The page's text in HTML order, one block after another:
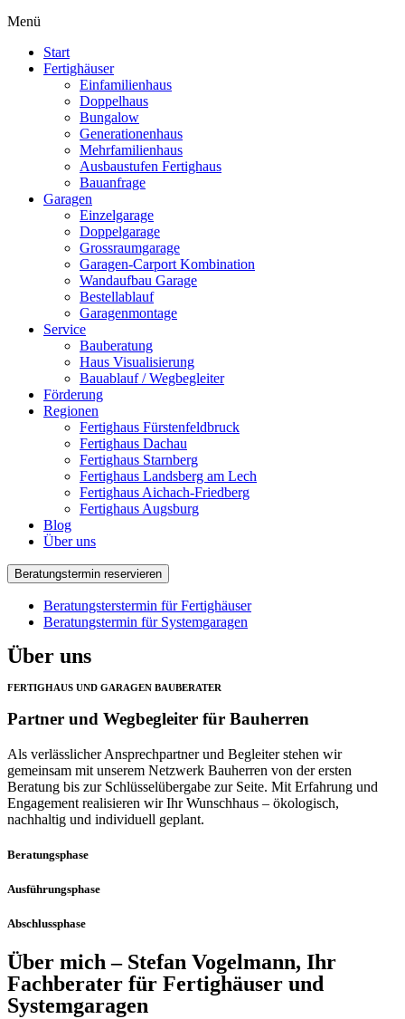
Menü
Start
Fertighäuser
Einfamilienhaus
Doppelhaus
Bungalow
Generationenhaus
Mehrfamilienhaus
Ausbaustufen Fertighaus
Bauanfrage
Garagen
Einzelgarage
Doppelgarage
Grossraumgarage
Garagen-Carport Kombination
Wandaufbau Garage
Bestellablauf
Garagenmontage
Service
Bauberatung
Haus Visualisierung
Bauablauf / Wegbegleiter
Förderung
Regionen
Fertighaus Fürstenfeldbruck
Fertighaus Dachau
Fertighaus Starnberg
Fertighaus Landsberg am Lech
Fertighaus Aichach-Friedberg
Fertighaus Augsburg
Blog
Über uns
Beratungstermin reservieren
Beratungsterstermin für Fertighäuser
Beratungstermin für Systemgaragen
Über uns
FERTIGHAUS UND GARAGEN BAUBERATER
Partner und Wegbegleiter für Bauherren
Als verlässlicher Ansprechpartner und Begleiter stehen wir
gemeinsam mit unserem Netzwerk Bauherren von der ersten
Beratung bis zur Schlüsselübergabe zur Seite. Mit Erfahrung und
Engagement realisieren wir Ihr Wunschhaus – ökologisch,
nachhaltig und individuell geplant.
Beratungsphase
Ausführungsphase
Abschlussphase
Über mich – Stefan Vogelmann, Ihr
Fachberater für Fertighäuser und
Systemgaragen